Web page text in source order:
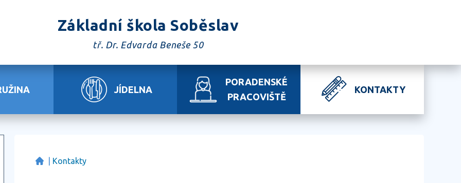
Základní škola Soběslav
tř. Dr. Edvarda Beneše 50
JÍDELNA
PORADENSKÉ
PRACOVIŠTĚ
KONTAKTY
Kontakty